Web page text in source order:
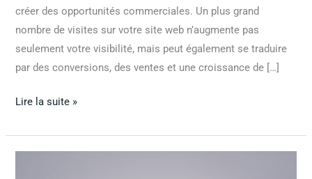
créer des opportunités commerciales. Un plus grand
nombre de visites sur votre site web n’augmente pas
seulement votre visibilité, mais peut également se traduire
par des conversions, des ventes et une croissance de […]
Lire la suite »